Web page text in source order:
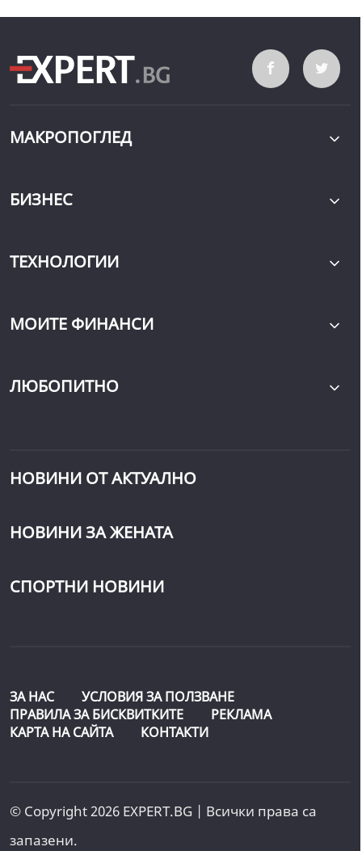
МАКРОПОГЛЕД
БИЗНЕС
ТЕХНОЛОГИИ
МОИТЕ ФИНАНСИ
ЛЮБОПИТНО
НОВИНИ ОТ АКТУАЛНО
НОВИНИ ЗА ЖЕНАТА
СПОРТНИ НОВИНИ
ЗА НАС
УСЛОВИЯ ЗА ПОЛЗВАНЕ
ПРАВИЛА ЗА БИСКВИТКИТЕ
РЕКЛАМА
КАРТА НА САЙТА
КОНТАКТИ
© Copyright 2026 EXPERT.BG | Всички права са
запазени.